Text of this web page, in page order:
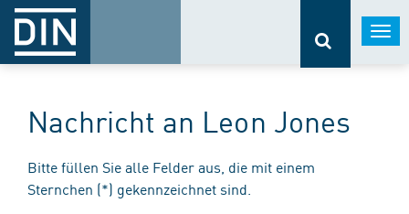
Nachricht an Leon Jones
Bitte füllen Sie alle Felder aus, die mit einem
Sternchen (*) gekennzeichnet sind.